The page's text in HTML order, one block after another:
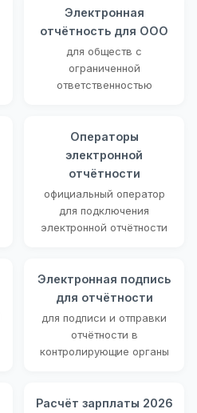
Электронная
отчётность для ООО
для обществ с
ограниченной
ответственностью
Операторы
электронной
отчётности
официальный оператор
для подключения
электронной отчётности
Электронная подпись
для отчётности
для подписи и отправки
отчётности в
контролирующие органы
Расчёт зарплаты 2026